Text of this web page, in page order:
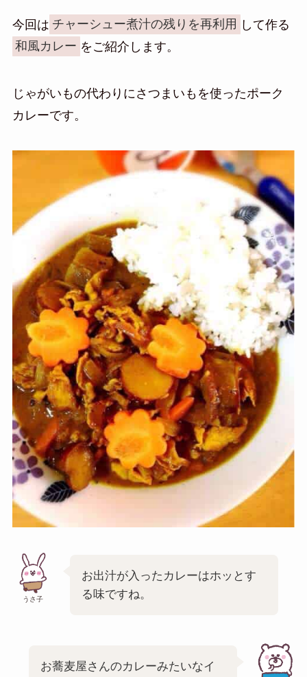
今回は チャーシュー煮汁の残りを再利用 して作る
和風カレー をご紹介します。
じゃがいもの代わりにさつまいもを使ったポーク
カレーです。
うさ子
お出汁が入ったカレーはホッとす
る味ですね。
お蕎麦屋さんのカレーみたいなイ